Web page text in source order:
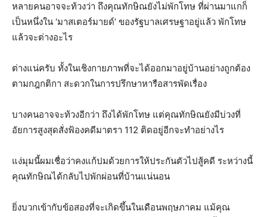
หลายคนอาจจะท้วงว่า ถึงคุณทักษิณยังไม่พักโทษ ที่ผ่านมาแกก็
เป็นหนึ่งใน ‘มาสเตอร์มายด์’ ของรัฐบาลเศรษฐาอยู่แล้ว พักโทษ
แล้วจะต่างอะไร
ต่างแน่ครับ ทั้งในเชิงกายภาพที่จะได้ออกมาอยู่บ้านอย่างถูกต้อง
ตามกฎกติกา สะดวกในการปรึกษาหารือสารพัดเรื่อง
บางคนอาจจะท้วงอีกว่า ถึงได้พักโทษ แต่คุณทักษิณยังมีบ่วงที่
อัยการสูงสุดสั่งฟ้องคดีมาตรา 112 ติดอยู่อีกจะทำอย่างไร
แง่มุมนี้ผมเชื่อว่าคงแก้ปมด้วยการให้ประกันตัวไปสู้คดี ระหว่างนี้
คุณทักษิณได้กลับไปพักผ่อนที่บ้านแน่นอน
ยิ่งบวกเข้ากับข้อสองที่จะเกิดขึ้นในเดือนพฤษภาคม แม้คุณ